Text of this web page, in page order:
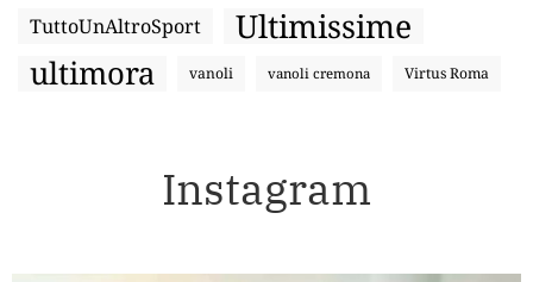
TuttoUnAltroSport Ultimissime
ultimora vanoli vanoli cremona Virtus Roma
Instagram